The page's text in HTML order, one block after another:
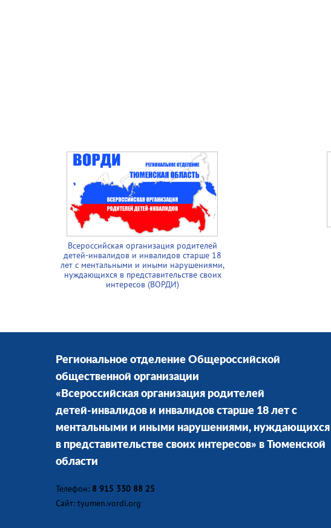
Всероссийская организация родителей
детей-инвалидов и инвалидов старше 18
лет с ментальными и иными нарушениями,
нуждающихся в представительстве своих
интересов (ВОРДИ)
Региональное отделение Общероссийской
общественной организации
«Всероссийская организация родителей
детей-инвалидов и инвалидов старше 18 лет с
ментальными и иными нарушениями, нуждающихся
в представительстве своих интересов» в Тюменской
области
Телефон: 8 915 330 88 25
Сайт: tyumen.vordi.org